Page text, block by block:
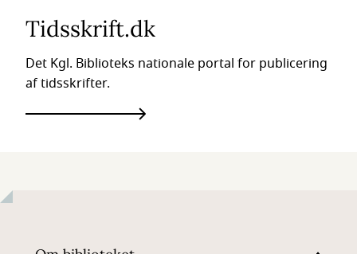
Tidsskrift.dk
Det Kgl. Biblioteks nationale portal for publicering
af tidsskrifter.